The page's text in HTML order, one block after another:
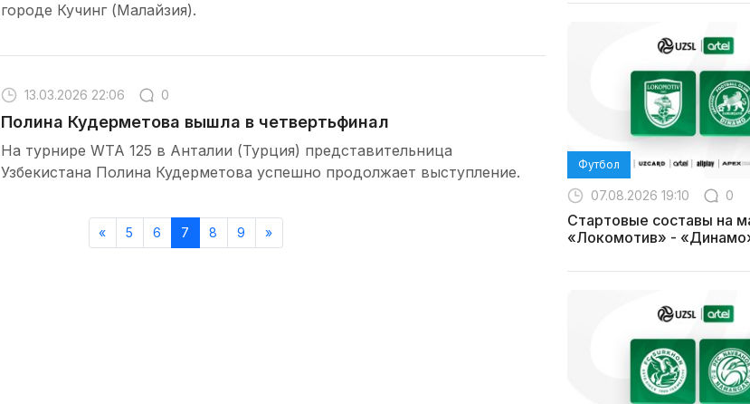
городе Кучинг (Малайзия).
13.03.2026 22:06 0
Полина Кудерметова вышла в четвертьфинал
На турнире WTA 125 в Анталии (Турция) представительница
Узбекистана Полина Кудерметова успешно продолжает выступление.
« 5 6 7 8 9 »
Футбол
07.08.2026 19:10 0
Стартовые составы на
«Локомотив» -